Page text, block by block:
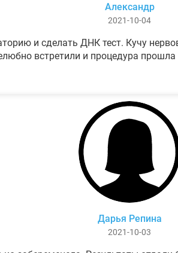
Александр
2021-10-04
и сделать ДНК тест. Кучу
встретили и процедура
Дарья Репина
2021-10-03